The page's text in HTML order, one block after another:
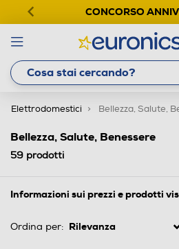
CONCORSO
Elettrodomestici Bellezza, Salute,
Bellezza, Salute, Benessere
59 prodotti
Informazioni sui prezzi e prodotti
Ordina per: